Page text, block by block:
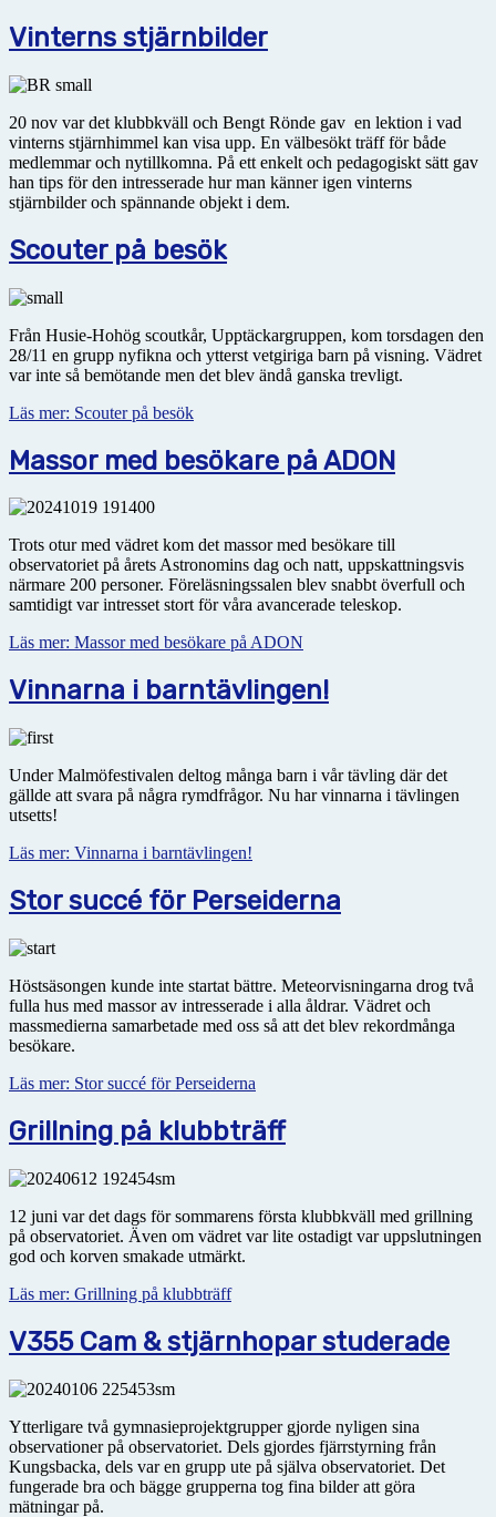
Vinterns stjärnbilder
20 nov var det klubbkväll och Bengt Rönde gav en lektion i vad
vinterns stjärnhimmel kan visa upp. En välbesökt träff för både
medlemmar och nytillkomna. På ett enkelt och pedagogiskt sätt gav
han tips för den intresserade hur man känner igen vinterns
stjärnbilder och spännande objekt i dem.
Scouter på besök
Från Husie-Hohög scoutkår, Upptäckargruppen, kom torsdagen den
28/11 en grupp nyfikna och ytterst vetgiriga barn på visning. Vädret
var inte så bemötande men det blev ändå ganska trevligt.
Läs mer: Scouter på besök
Massor med besökare på ADON
Trots otur med vädret kom det massor med besökare till
observatoriet på årets Astronomins dag och natt, uppskattningsvis
närmare 200 personer. Föreläsningssalen blev snabbt överfull och
samtidigt var intresset stort för våra avancerade teleskop.
Läs mer: Massor med besökare på ADON
Vinnarna i barntävlingen!
Under Malmöfestivalen deltog många barn i vår tävling där det
gällde att svara på några rymdfrågor. Nu har vinnarna i tävlingen
utsetts!
Läs mer: Vinnarna i barntävlingen!
Stor succé för Perseiderna
Höstsäsongen kunde inte startat bättre. Meteorvisningarna drog två
fulla hus med massor av intresserade i alla åldrar. Vädret och
massmedierna samarbetade med oss så att det blev rekordmånga
besökare.
Läs mer: Stor succé för Perseiderna
Grillning på klubbträff
12 juni var det dags för sommarens första klubbkväll med grillning
på observatoriet. Även om vädret var lite ostadigt var uppslutningen
god och korven smakade utmärkt.
Läs mer: Grillning på klubbträff
V355 Cam & stjärnhopar studerade
Ytterligare två gymnasieprojektgrupper gjorde nyligen sina
observationer på observatoriet. Dels gjordes fjärrstyrning från
Kungsbacka, dels var en grupp ute på själva observatoriet. Det
fungerade bra och bägge grupperna tog fina bilder att göra
mätningar på.